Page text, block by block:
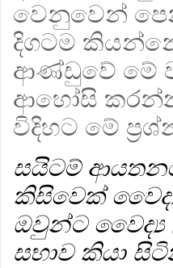
වෙනුවෙන්
දිගටම
ආණ්ඩුවේ මේ
ආහෝසි
විදිහට මේ
සයිටම්
කිසිවෙක්
ඔවුන්ට වෛද්‍ය
සභාව කියා